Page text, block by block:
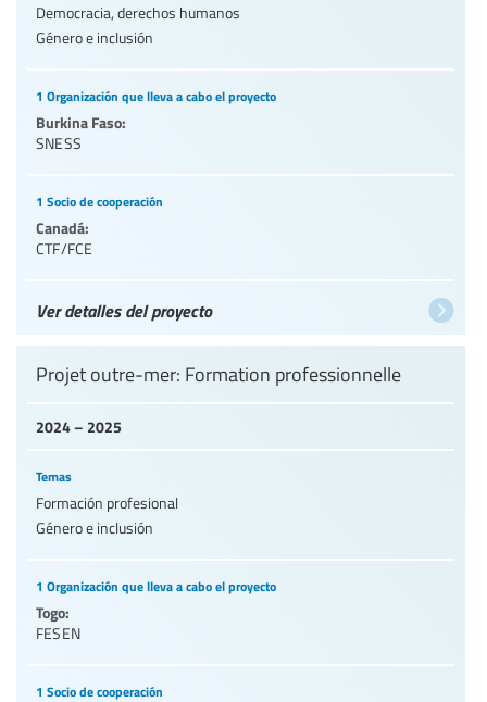
Democracia, derechos humanos
Género e inclusión
1 Organización que lleva a cabo el proyecto
Burkina Faso:
SNESS
1 Socio de cooperación
Canadá:
CTF/FCE
Ver detalles del proyecto
2024 – 2025
Projet outre-mer: Formation professionnelle
Temas
Formación profesional
Género e inclusión
1 Organización que lleva a cabo el proyecto
Togo:
FESEN
1 Socio de cooperación